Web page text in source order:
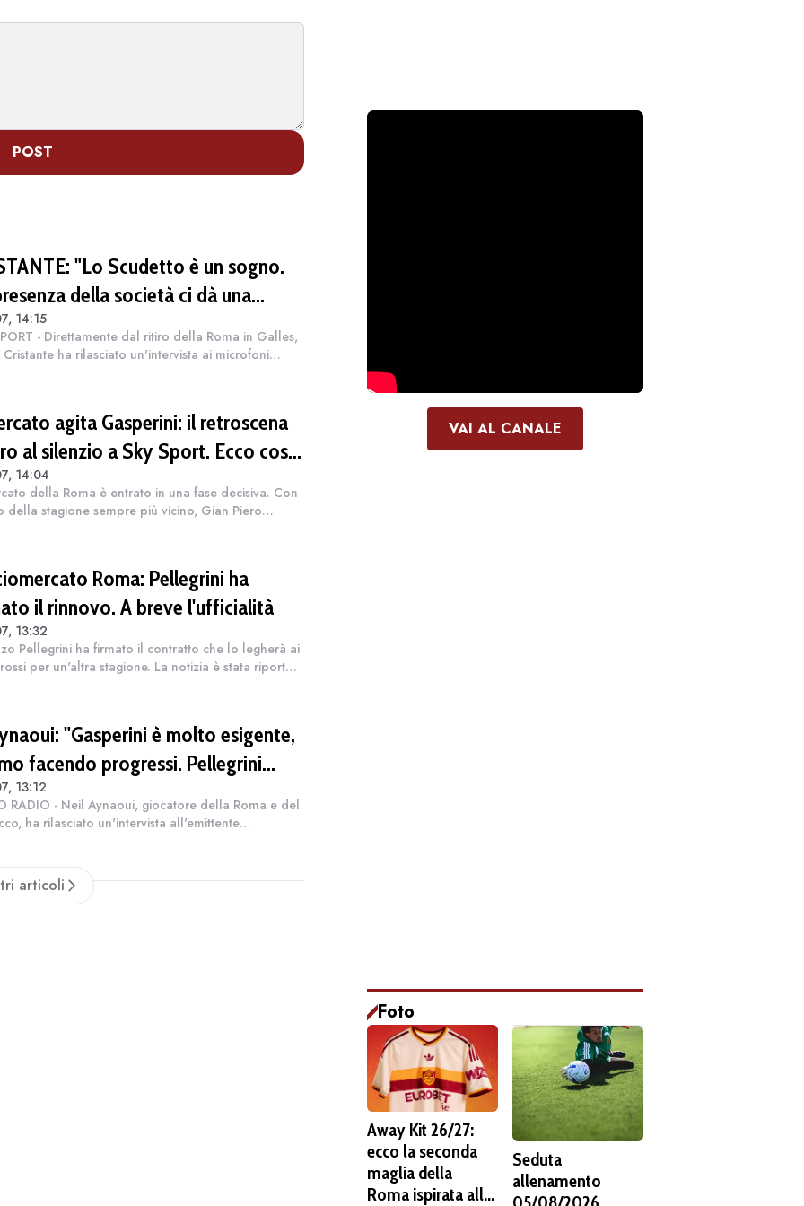
POST
"Lo Scudetto è un sogno.
della società ci dà una
anche sul mercato"
14:15
- Direttamente dal ritiro della Roma in Galles,
Cristante ha rilasciato un'intervista ai microfoni
agita Gasperini: il retroscena
al silenzio a Sky Sport. Ecco cosa
dal meeting con la proprietà
14:04
della Roma è entrato in una fase decisiva. Con
della stagione sempre più vicino, Gian Piero
Roma: Pellegrini ha
il rinnovo. A breve l'ufficialità
13:32
Pellegrini ha firmato il contratto che lo legherà ai
per un'altra stagione. La notizia è stata riportata
"Gasperini è molto esigente,
facendo progressi. Pellegrini
il meglio"
13:12
RADIO - Neil Aynaoui, giocatore della Roma e del
ha rilasciato un'intervista all'emittente
articoli
VAI AL CANALE
Foto
Away Kit 26/27:
ecco la seconda
maglia della
Roma ispirata alla
Seduta
allenamento